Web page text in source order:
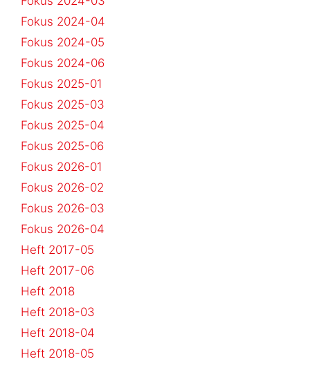
Fokus 2024-04
Fokus 2024-05
Fokus 2024-06
Fokus 2025-01
Fokus 2025-03
Fokus 2025-04
Fokus 2025-06
Fokus 2026-01
Fokus 2026-02
Fokus 2026-03
Fokus 2026-04
Heft 2017-05
Heft 2017-06
Heft 2018
Heft 2018-03
Heft 2018-04
Heft 2018-05